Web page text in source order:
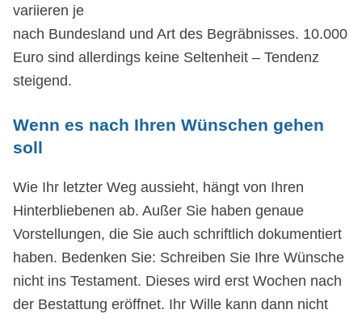
variieren je
nach Bundesland und Art des Begräbnisses. 10.000
Euro sind allerdings keine Seltenheit – Tendenz
steigend.
Wenn es nach Ihren Wünschen gehen
soll
Wie Ihr letzter Weg aussieht, hängt von Ihren
Hinterbliebenen ab. Außer Sie haben genaue
Vorstellungen, die Sie auch schriftlich dokumentiert
haben. Bedenken Sie: Schreiben Sie Ihre Wünsche
nicht ins Testament. Dieses wird erst Wochen nach
der Bestattung eröffnet. Ihr Wille kann dann nicht